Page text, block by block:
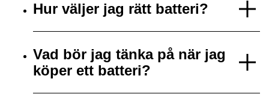
Hur väljer jag rätt batteri?
Vad bör jag tänka på när jag
köper ett batteri?